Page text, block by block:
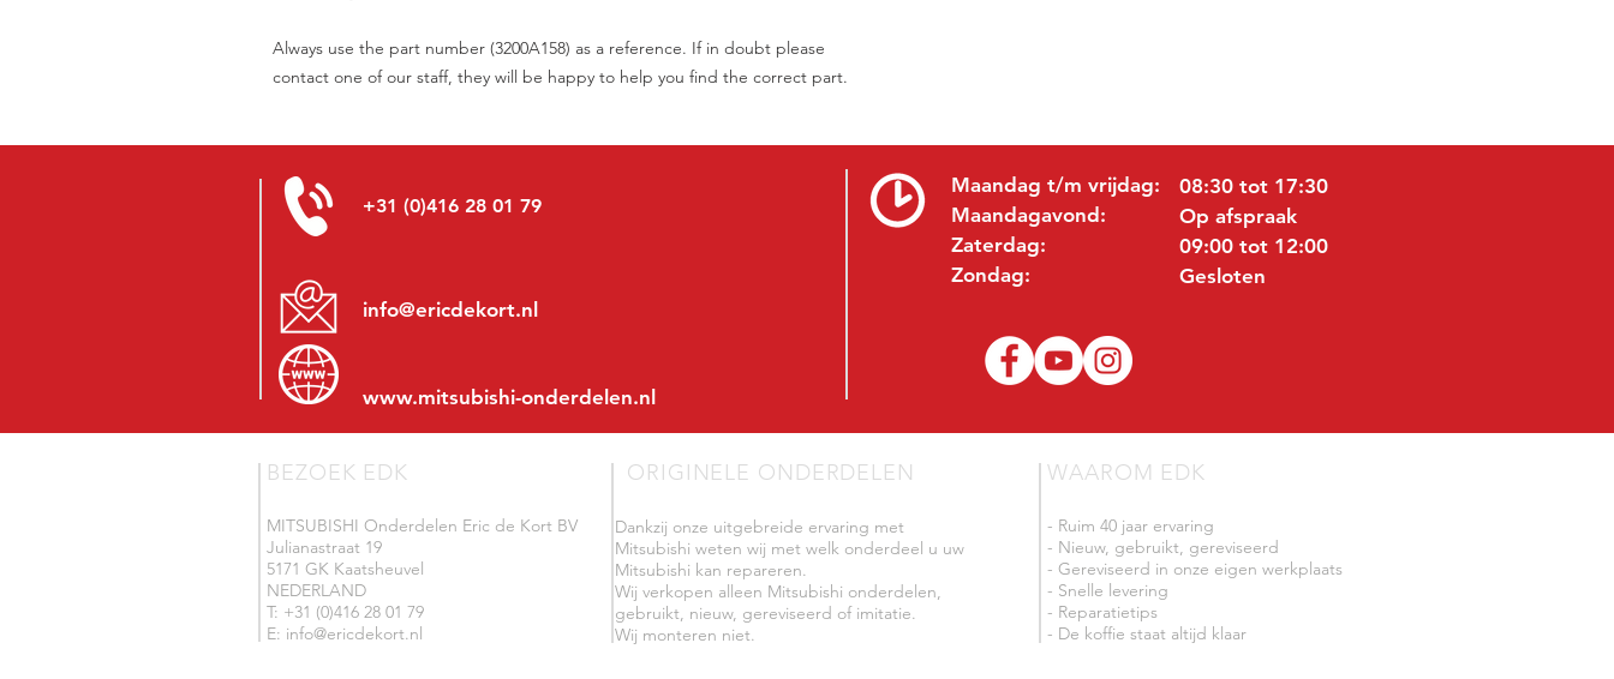
Always use the part number (3200A158) as a reference. If in doubt please
contact one of our staff, they will be happy to help you find the correct part.
+31 (0)416 28 01 79
info@ericdekort.nl
www.mitsubishi-onderdelen.nl
Maandag t/m vrijdag:
Maandagavond:
Zaterdag:
Zondag:
08:30 tot 17:30
Op afspraak
09:00 tot 12:00
Gesloten
BEZOEK EDK
MITSUBISHI Onderdelen Eric de Kort BV
Julianastraat 19
5171 GK Kaatsheuvel
NEDERLAND
T: +31 (0)416 28 01 79
E: info@ericdekort.nl
ORIGINELE ONDERDELEN
Dankzij onze uitgebreide ervaring met
Mitsubishi weten wij met welk onderdeel u uw
Mitsubishi kan repareren.
Wij verkopen alleen Mitsubishi onderdelen,
gebruikt, nieuw, gereviseerd of imitatie.
Wij monteren niet.
WAAROM EDK
- Ruim 40 jaar ervaring
- Nieuw, gebruikt, gereviseerd
- Gereviseerd in onze eigen werkplaats
- Snelle levering
- Reparatietips
- De koffie staat altijd klaar